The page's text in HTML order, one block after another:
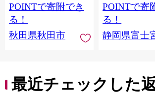
トイレットペーパー
日本製紙クレシア] 秋
田県秋田市
POINTで寄附でき
る！
秋田県秋田市
香りつき 日用
品 備蓄
POINTで寄
る！
静岡県富士
最近チェックした